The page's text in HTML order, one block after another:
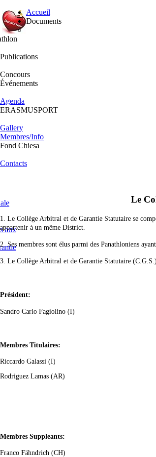
Accueil
Documents
aux
Publications
Concours
Événements
Agenda
ERASMUSPORT
Gallery
Membres/Info
Fond Chiesa
Contacts
Le
1. Le Collège Arbitral et de Garantie Statutaire se
appartenir à un même District.
2. Ses membres sont élus parmi des Panathloniens
3. Le Collège Arbitral et de Garantie Statutaire (C.G.S.)
Président:
Sandro Carlo Fagiolino (I)
Membres Titulaires:
Riccardo Galassi (I)
Rodriguez Lamas (AR)
Membres Suppleants:
Franco Fähndrich (CH)